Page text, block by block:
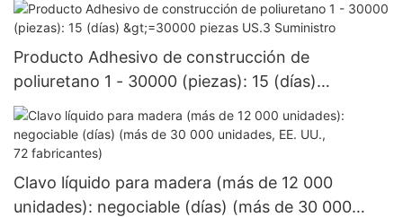
Producto Adhesivo de construcción de
poliuretano 1 - 30000 (piezas): 15 (días)
>=30000 piezas US.3 Suministro
Clavo líquido para madera (más de 12 000
unidades): negociable (días) (más de 30 000